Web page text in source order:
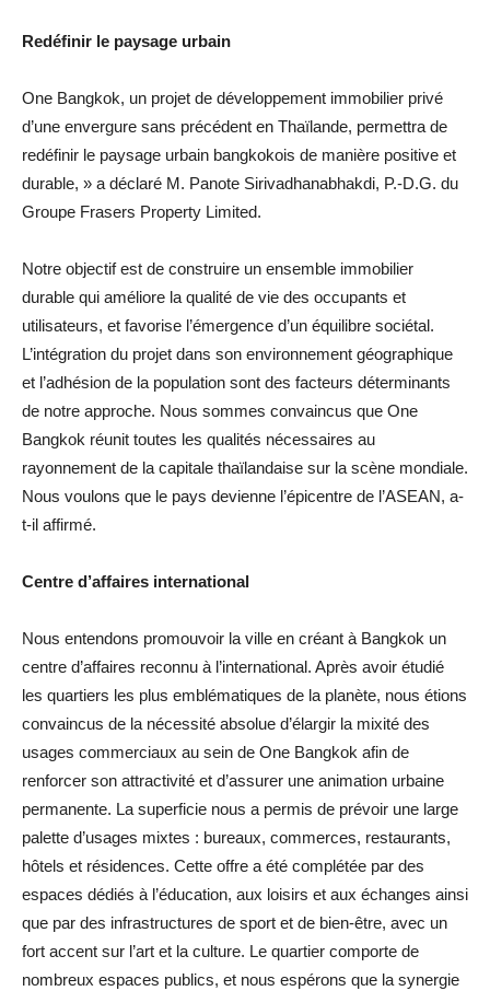
Redéfinir le paysage urbain
One Bangkok, un projet de développement immobilier privé
d’une envergure sans précédent en Thaïlande, permettra de
redéfinir le paysage urbain bangkokois de manière positive et
durable, » a déclaré M. Panote Sirivadhanabhakdi, P.-D.G. du
Groupe Frasers Property Limited.
Notre objectif est de construire un ensemble immobilier
durable qui améliore la qualité de vie des occupants et
utilisateurs, et favorise l’émergence d’un équilibre sociétal.
L’intégration du projet dans son environnement géographique
et l’adhésion de la population sont des facteurs déterminants
de notre approche. Nous sommes convaincus que One
Bangkok réunit toutes les qualités nécessaires au
rayonnement de la capitale thaïlandaise sur la scène mondiale.
Nous voulons que le pays devienne l’épicentre de l’ASEAN, a-
t-il affirmé.
Centre d’affaires international
Nous entendons promouvoir la ville en créant à Bangkok un
centre d’affaires reconnu à l’international. Après avoir étudié
les quartiers les plus emblématiques de la planète, nous étions
convaincus de la nécessité absolue d’élargir la mixité des
usages commerciaux au sein de One Bangkok afin de
renforcer son attractivité et d’assurer une animation urbaine
permanente. La superficie nous a permis de prévoir une large
palette d’usages mixtes : bureaux, commerces, restaurants,
hôtels et résidences. Cette offre a été complétée par des
espaces dédiés à l’éducation, aux loisirs et aux échanges ainsi
que par des infrastructures de sport et de bien-être, avec un
fort accent sur l’art et la culture. Le quartier comporte de
nombreux espaces publics, et nous espérons que la synergie